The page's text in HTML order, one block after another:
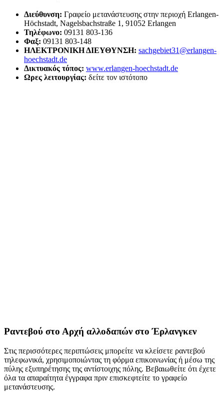
Διεύθυνση: Γραφείο μετανάστευσης στην περιοχή Erlangen-
Höchstadt, Nagelsbachstraße 1, 91052 Erlangen
Τηλέφωνο: 09131 803-136
Φαξ: 09131 803-148
ΗΛΕΚΤΡΟΝΙΚΗ ΔΙΕΥΘΥΝΣΗ: sachgebiet31@erlangen-
hoechstadt.de
Δικτυακός τόπος: www.erlangen-hoechstadt.de
Ωρες λειτουργίας: δείτε τον ιστότοπο
Ραντεβού στο Αρχή αλλοδαπώνστο Έρλανγκεν
Στις περισσότερες περιπτώσεις μπορείτε να κλείσετε ραντεβού
τηλεφωνικά, χρησιμοποιώντας τη φόρμα επικοινωνίας ή μέσω της
πύλης εξυπηρέτησης της αντίστοιχης πόλης. Βεβαιωθείτε ότι έχετε
όλα τα απαραίτητα έγγραφα πριν επισκεφτείτε το γραφείο
μετανάστευσης.